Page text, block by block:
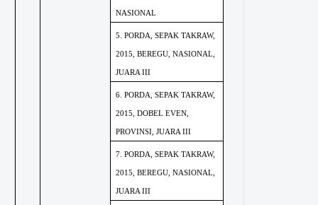
NASIONAL
5. PORDA, SEPAK TAKRAW,
2015, BEREGU, NASIONAL,
JUARA III
6. PORDA, SEPAK TAKRAW,
2015, DOBEL EVEN,
PROVINSI, JUARA III
7. PORDA, SEPAK TAKRAW,
2015, BEREGU, NASIONAL,
JUARA III